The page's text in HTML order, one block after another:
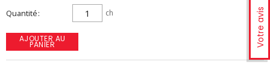
Votre avis
Quantité ch
AJOUTER AU
PANIER